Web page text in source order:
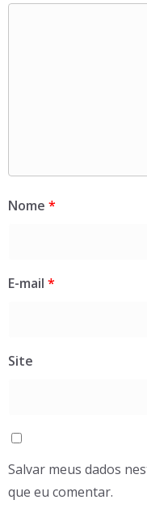
Nome *
E-mail *
Site
Salvar meus dados
que eu comentar.